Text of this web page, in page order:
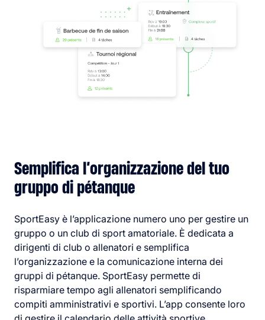
Semplifica l’organizzazione del tuo
gruppo di pétanque
SportEasy è l’applicazione numero uno per gestire un
gruppo o un club di sport amatoriale. È dedicata a
dirigenti di club o allenatori e semplifica
l’organizzazione e la comunicazione interna dei
gruppi di pétanque. SportEasy permette di
risparmiare tempo agli allenatori semplificando
compiti amministrativi e sportivi. L’app consente loro